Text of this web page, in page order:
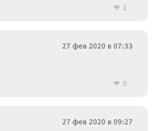
1
27 фев 2020 в 07:33
0
27 фев 2020 в 09:27